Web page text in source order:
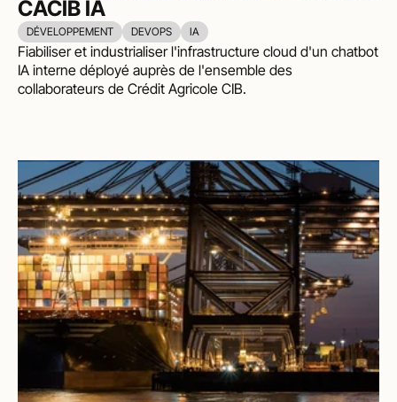
CACIB IA
DÉVELOPPEMENT DEVOPS IA
Fiabiliser et industrialiser l'infrastructure cloud d'un chatbot
IA interne déployé auprès de l'ensemble des
collaborateurs de Crédit Agricole CIB.